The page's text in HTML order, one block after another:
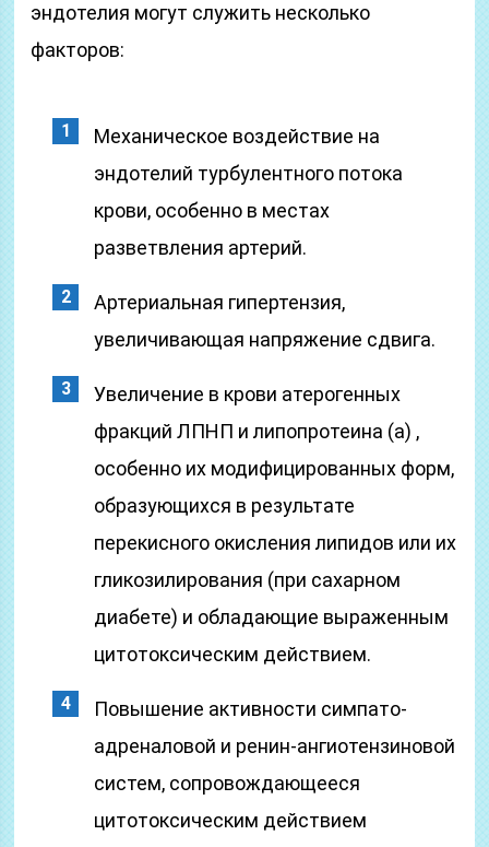
эндотелия могут служить несколько
факторов:
Механическое воздействие на
эндотелий турбулентного потока
крови, особенно в местах
разветвления артерий.
Артериальная гипертензия,
увеличивающая напряжение сдвига.
Увеличение в крови атерогенных
фракций ЛПНП и липопротеина (а) ,
особенно их модифицированных форм,
образующихся в результате
перекисного окисления липидов или их
гликозилирования (при сахарном
диабете) и обладающие выраженным
цитотоксическим действием.
Повышение активности симпато-
адреналовой и ренин-ангиотензиновой
систем, сопровождающееся
цитотоксическим действием